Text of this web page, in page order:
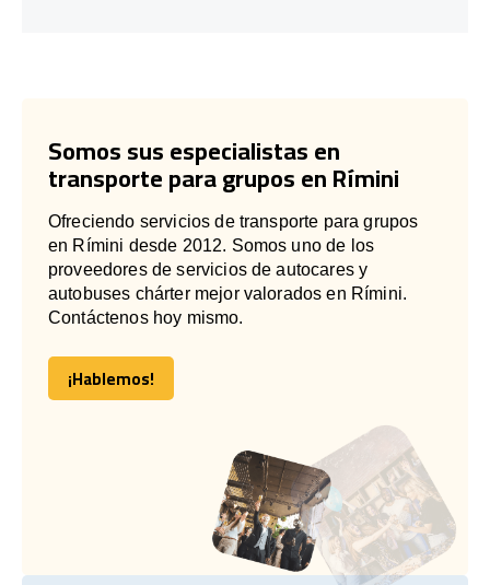
Somos sus especialistas en
transporte para grupos en Rímini
Ofreciendo servicios de transporte para grupos
en Rímini desde 2012. Somos uno de los
proveedores de servicios de autocares y
autobuses chárter mejor valorados en Rímini.
Contáctenos hoy mismo.
¡Hablemos!
¡Hablemos!